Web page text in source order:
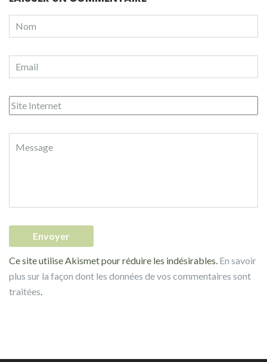
Ce site utilise Akismet pour réduire les indésirables. En savoir
plus sur la façon dont les données de vos commentaires sont
traitées